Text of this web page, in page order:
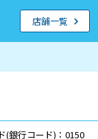
店舗一覧
(銀行コード)：0150